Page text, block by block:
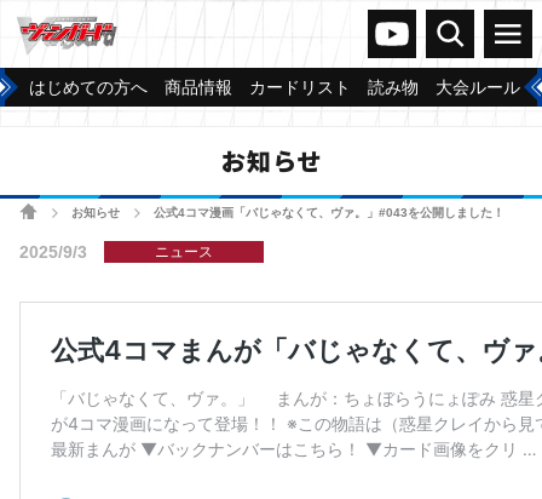
ヴァンガードch
検索 メニュー
はじめての方へ 商品情報 カードリスト 読み物 大会ルール
お知らせ
ホームお知らせ 公式4コマ漫画「バじゃなくて、ヴァ。」#043を公開しました！
2025/9/3 ニュース